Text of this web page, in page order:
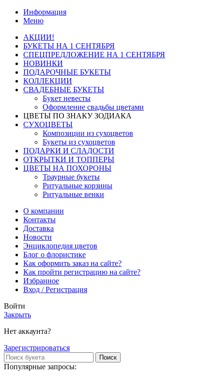
Информация
Меню
АКЦИИ!
БУКЕТЫ НА 1 СЕНТЯБРЯ
СПЕЦПРЕДЛОЖЕНИЕ НА 1 СЕНТЯБРЯ
НОВИНКИ
ПОДАРОЧНЫЕ БУКЕТЫ
КОЛЛЕКЦИИ
СВАДЕБНЫЕ БУКЕТЫ
Букет невесты
Оформление свадьбы цветами
ЦВЕТЫ ПО ЗНАКУ ЗОДИАКА
СУХОЦВЕТЫ
Композиции из сухоцветов
Букеты из сухоцветов
ПОДАРКИ И СЛАДОСТИ
ОТКРЫТКИ И ТОППЕРЫ
ЦВЕТЫ НА ПОХОРОНЫ
Траурные букеты
Ритуальные корзины
Ритуальные венки
О компании
Контакты
Доставка
Новости
Энциклопедия цветов
Блог о флористике
Как оформить заказ на сайте?
Как пройти регистрацию на сайте?
Избранное
Вход / Регистрация
Войти
Закрыть
Нет аккаунта?
Зарегистрироваться
Поиск
Популярные запросы: